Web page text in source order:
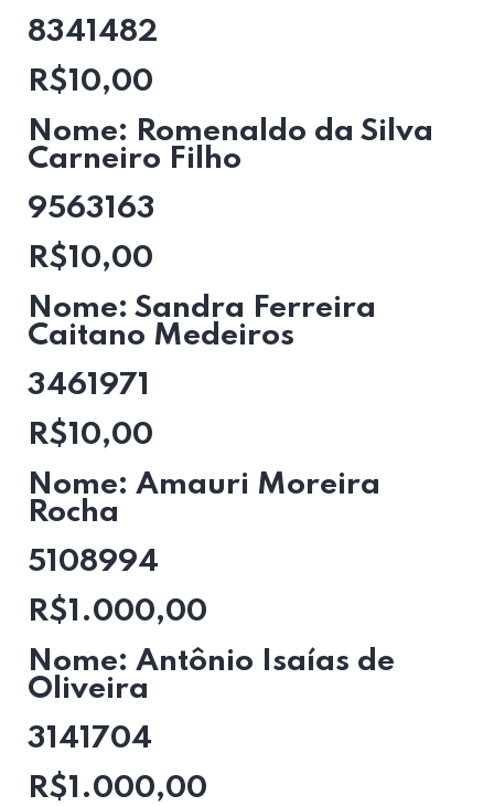
8341482
R$10,00
Nome: Romenaldo da Silva
Carneiro Filho
9563163
R$10,00
Nome: Sandra Ferreira
Caitano Medeiros
3461971
R$10,00
Nome: Amauri Moreira
Rocha
5108994
R$1.000,00
Nome: Antônio Isaías de
Oliveira
3141704
R$1.000,00